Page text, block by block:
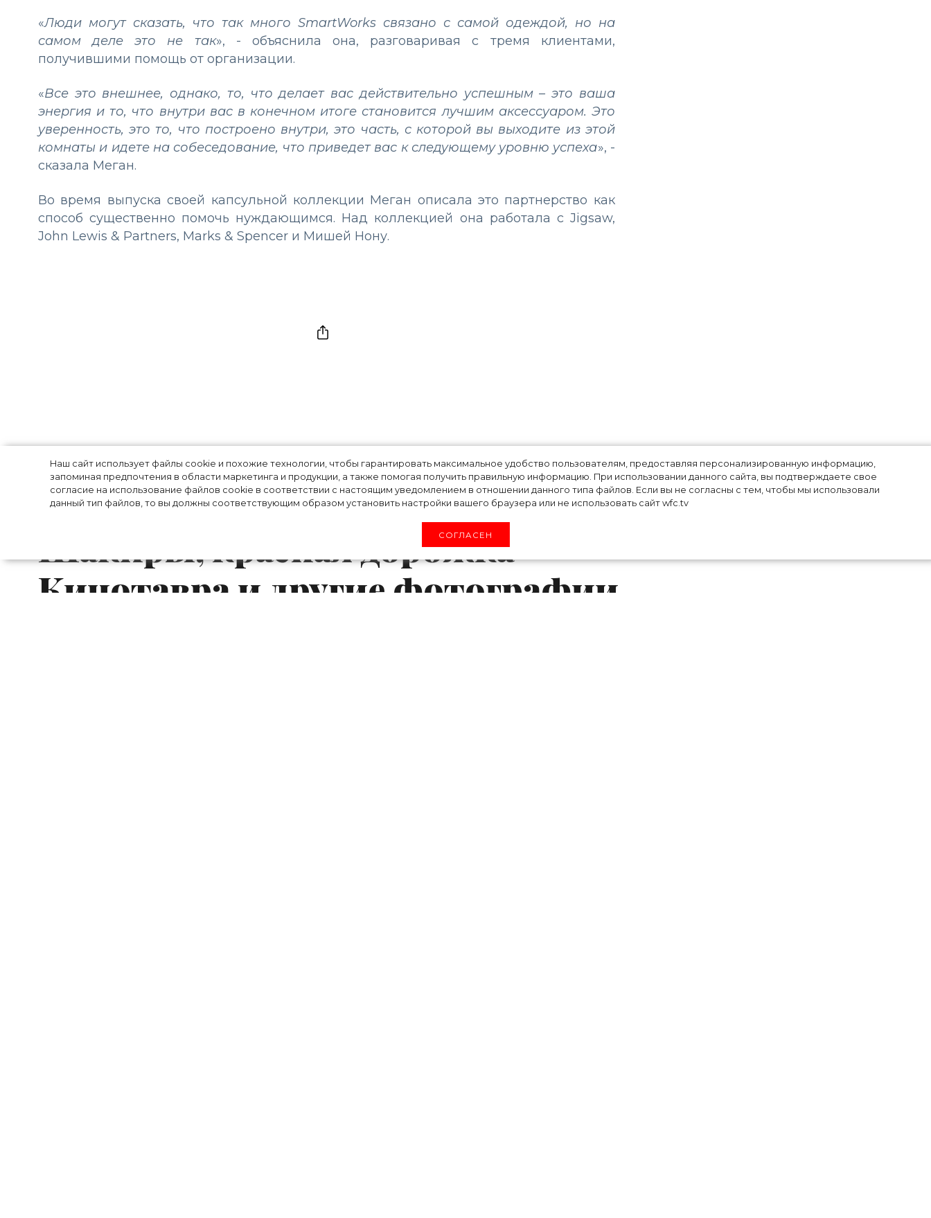
Наш сайт использует файлы cookie и похожие технологии, чтобы гарантировать максимальное удобство пользователям, предоставляя персонализированную информацию,
запоминая предпочтения в области маркетинга и продукции, а также помогая получить правильную информацию. При использовании данного сайта, вы подтверждаете свое
согласие на использование файлов cookie в соответствии с настоящим уведомлением в отношении данного типа файлов. Если вы не согласны с тем, чтобы мы использовали
данный тип файлов, то вы должны соответствующим образом установить настройки вашего браузера или не использовать сайт wfc.tv
СОГЛАСЕН
«Люди могут сказать, что так много SmartWorks связано с самой одеждой, но на
самом деле это не так», - объяснила она, разговаривая с тремя клиентами,
получившими помощь от организации.
«Все это внешнее, однако, то, что делает вас действительно успешным – это ваша
энергия и то, что внутри вас в конечном итоге становится лучшим аксессуаром. Это
уверенность, это то, что построено внутри, это часть, с которой вы выходите из этой
комнаты и идете на собеседование, что приведет вас к следующему уровню успеха», -
сказала Меган.
Во время выпуска своей капсульной коллекции Меган описала это партнерство как
способ существенно помочь нуждающимся. Над коллекцией она работала с Jigsaw,
John Lewis & Partners, Marks & Spencer и Мишей Нону.
Модный ******* недели:
оригинальный купальник
Шакиры, красная дорожка
Кинотавра и другие фотографии,